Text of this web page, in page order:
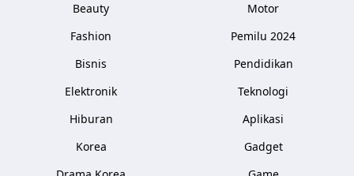
Beauty
Fashion
Bisnis
Elektronik
Hiburan
Korea
Motor
Pemilu 2024
Pendidikan
Teknologi
Aplikasi
Gadget